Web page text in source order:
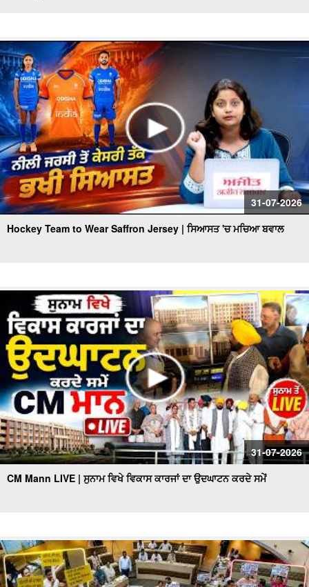
31-07-2026
Hockey Team to Wear Saffron Jersey | ਸਿਆਸਤ 'ਚ ਮਚਿਆ ਬਵਾਲ
31-07-2026
CM Mann LIVE | ਸੁਨਾਮ ਵਿਖੇ ਵਿਕਾਸ ਕਾਰਜਾਂ ਦਾ ਉਦਘਾਟਨ ਕਰਦੇ ਸਮੇਂ